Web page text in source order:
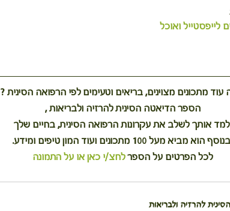
לייפסטייל ואוכל
עוד מתכונים מצוינים, בריאים וטעימים לפי הרפואה הסינית ?
הספר הדיאטה הסינית להרזיה ולבריאות ,
אותך לשלב את עקרונות הרפואה הסינית, בחיים שלך
הוא מביא מעל 100 מתכונים ועוד המון טיפים ומידע.
לכל הפרטים על הספר לחצ/י כאן או על התמונה
להרזיה ולבריאות